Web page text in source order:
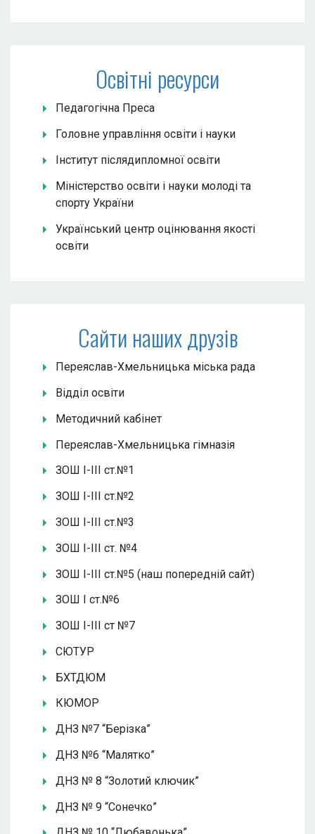
Освітні ресурси
Педагогічна Преса
Головне управління освіти і науки
Інститут післядипломної освіти
Міністерство освіти і науки молоді та
спорту України
Український центр оцінювання якості
освіти
Сайти наших друзів
Переяслав-Хмельницька міська рада
Відділ освіти
Методичний кабінет
Переяслав-Хмельницька гімназія
ЗОШ І-ІІІ ст.№1
ЗОШ І-ІІІ ст.№2
ЗОШ І-ІІІ ст.№3
ЗОШ І-ІІІ ст. №4
ЗОШ І-ІІІ ст.№5 (наш попередній сайт)
ЗОШ І ст.№6
ЗОШ І-ІІІ ст №7
СЮТУР
БХТДЮМ
КЮМОР
ДНЗ №7 “Берізка”
ДНЗ №6 “Малятко”
ДНЗ № 8 “Золотий ключик”
ДНЗ № 9 “Сонечко”